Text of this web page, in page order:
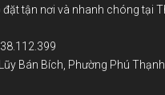
tận nơi và nhanh chóng tại
Bán Bích, Phường Phú